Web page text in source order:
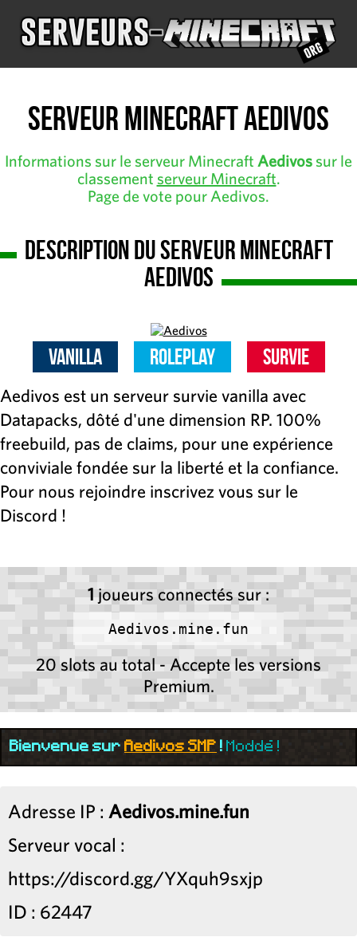
Serveur Minecraft Aedivos
Informations sur le serveur Minecraft Aedivos sur le
classement serveur Minecraft.
Page de vote pour Aedivos.
Description du serveur Minecraft
Aedivos
Vanilla RolePlay Survie
Aedivos est un serveur survie vanilla avec
Datapacks, dôté d'une dimension RP. 100%
freebuild, pas de claims, pour une expérience
conviviale fondée sur la liberté et la confiance.
Pour nous rejoindre inscrivez vous sur le
Discord !
1 joueurs connectés sur :
Aedivos.mine.fun
20 slots au total - Accepte les versions
Premium.
Bienvenue sur Aedivos SMP ! Moddé !
Adresse IP : Aedivos.mine.fun
Serveur vocal :
https://discord.gg/YXquh9sxjp
ID : 62447